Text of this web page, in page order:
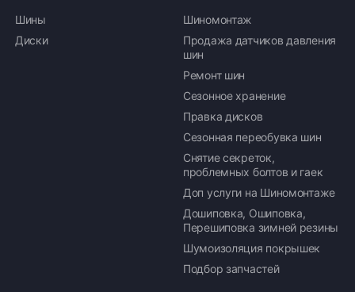
Шины
Диски
Шиномонтаж
Продажа датчиков давления
шин
Ремонт шин
Сезонное хранение
Правка дисков
Сезонная переобувка шин
Снятие секреток,
проблемных болтов и гаек
Доп услуги на Шиномонтаже
Дошиповка, Ошиповка,
Перешиповка зимней резины
Шумоизоляция покрышек
Подбор запчастей